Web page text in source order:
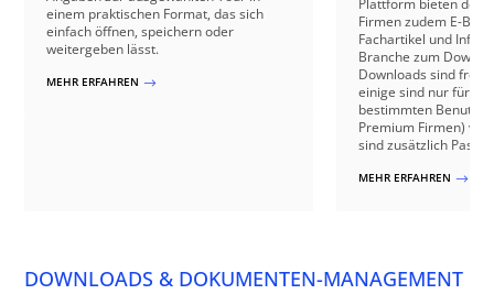
einem praktischen Format, das sich
einfach öffnen, speichern oder
weitergeben lässt.
MEHR ERFAHREN $
Plattform bieten den
Firmen zudem E-
Fachartikel und
Branche zum
Downloads sind frei
einige sind nur für
bestimmten
Premium Firmen)
sind zusätzlich
MEHR ERFAHREN $
DOWNLOADS & DOKUMENTEN-MANAGEMENT